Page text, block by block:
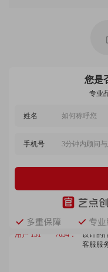
您是
专业
姓名
手机号
时间，
短的时
用户 155****2565：
设计很
用户 159****1148：
设计的
服负责
用户 131****7634：
设计的
客服服
常棒，